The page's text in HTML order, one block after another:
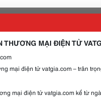
THƯƠNG MẠI ĐIỆN TỬ
mại điện tử vatgia.com – trân
mại điện tử vatgia.com kể từ